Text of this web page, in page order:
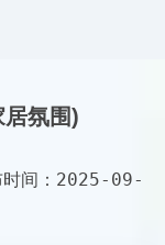
氛围)
时间：2025-09-